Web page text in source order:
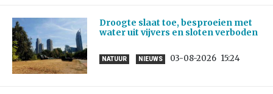
Droogte slaat toe, besproeien met
water uit vijvers en sloten verboden
NATUUR NIEUWS 03-08-2026 15:24